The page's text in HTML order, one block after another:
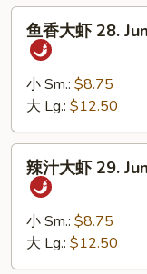
Jumbo
Shrimp
with
Cashew
Nuts
28.
Jumbo
Shrimp
Garlic
Sauce
鱼香大虾 28.
小 Sm.: $8.75
大 Lg.: $12.50
29.
Jumbo
辣汁大虾 29.
小 Sm.: $8.75
大 Lg.: $12.50